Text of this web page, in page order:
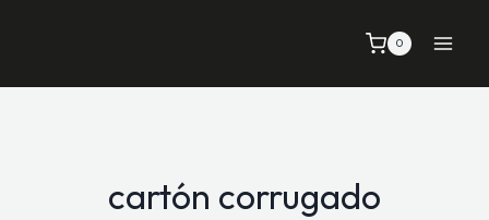
0
cartón corrugado